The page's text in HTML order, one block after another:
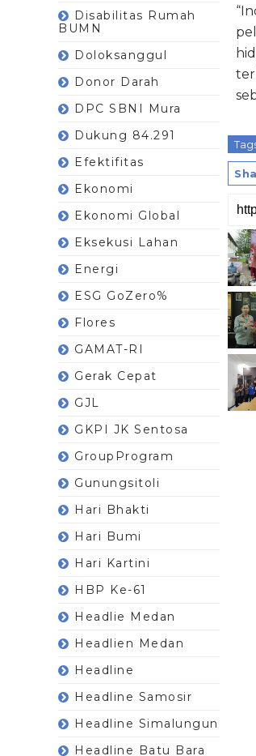
Disabilitas Rumah
BUMN
Doloksanggul
Donor Darah
DPC SBNI Mura
Dukung 84.291
Efektifitas
Ekonomi
Ekonomi Global
Eksekusi Lahan
Energi
ESG GoZero%
Flores
GAMAT-RI
Gerak Cepat
GJL
GKPI JK Sentosa
GroupProgram
Gunungsitoli
Hari Bhakti
Hari Bumi
Hari Kartini
HBP Ke-61
Headlie Medan
Headlien Medan
Headline
Headline Samosir
Headline Simalungun
Headline Batu Bara